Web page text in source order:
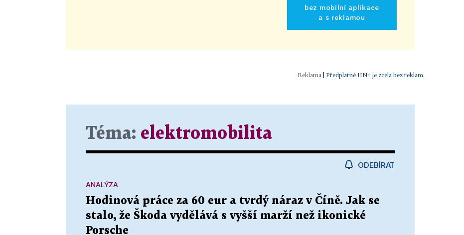
bez mobilní aplikace
a s reklamou
| Předplatné HN+ je zcela bez reklam.
Téma: elektromobilita
ODEBÍRAT
Hodinová práce za 60 eur a tvrdý náraz v Číně. Jak se
stalo, že Škoda vydělává s vyšší marží než ikonické
Porsche
ANALÝZA